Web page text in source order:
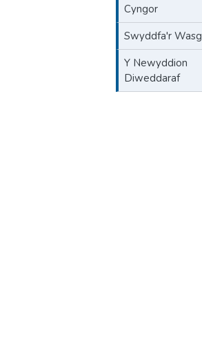
Cyngor
Swyddfa'r Wasg
Y Newyddion
Diweddaraf